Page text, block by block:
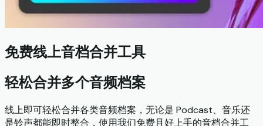
免费线上音档合并工具
轻松合并多个音频档案
线上即可轻松合并各类音频档案，无论是 Podcast、音乐还
是铃声都能即时整合，使用我们免费且好上手的音档合并工